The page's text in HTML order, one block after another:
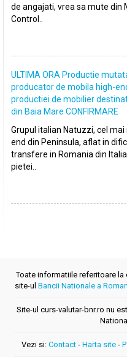
de angajati, vrea sa mute din
Control..
ULTIMA ORA Productie
producator de mobila high-
productiei de mobilier
din Baia Mare CONFIRMARE
Grupul italian Natuzzi, cel
end din Peninsula, aflat in
transfere in Romania din
pietei..
Toate informatiile referitoare la
site-ul Bancii Nationale a
Site-ul curs-valutar-bnr.ro nu
Vezi si: Contact - Harta site -